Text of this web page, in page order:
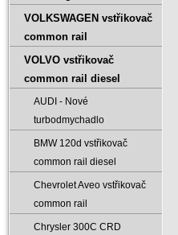
VOLKSWAGEN vstřikovač
common rail
VOLVO vstřikovač
common rail diesel
AUDI - Nové
turbodmychadlo
BMW 120d vstřikovač
common rail diesel
Chevrolet Aveo vstřikovač
common rail
Chrysler 300C CRD